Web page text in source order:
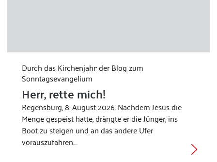
Durch das Kirchenjahr: der Blog zum
Sonntagsevangelium
Herr, rette mich!
Regensburg, 8. August 2026. Nachdem Jesus die
Menge gespeist hatte, drängte er die Jünger, ins
Boot zu steigen und an das andere Ufer
vorauszufahren.…